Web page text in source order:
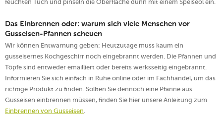
feuchten Tuch und pinseln die Oberfläche dünn mit einem Speiseöl ein.
Das Einbrennen oder: warum sich viele Menschen vor
Gusseisen-Pfannen scheuen
Wir können Entwarnung geben: Heutzutage muss kaum ein
gusseisernes Kochgeschirr noch eingebrannt werden. Die Pfannen und
Töpfe sind entweder emailliert oder bereits werksseitig eingebrannt.
Informieren Sie sich einfach in Ruhe online oder im Fachhandel, um das
richtige Produkt zu finden. Sollten Sie dennoch eine Pfanne aus
Gusseisen einbrennen müssen, finden Sie hier unsere Anleitung zum
Einbrennen von Gusseisen